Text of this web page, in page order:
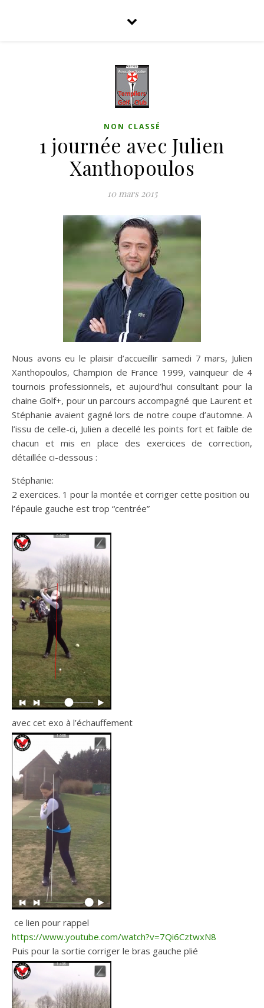
NON CLASSÉ
1 journée avec Julien
Xanthopoulos
10 mars 2015
Nous avons eu le plaisir d’accueillir samedi 7 mars, Julien
Xanthopoulos, Champion de France 1999, vainqueur de 4
tournois professionnels, et aujourd’hui consultant pour la
chaine Golf+, pour un parcours accompagné que Laurent et
Stéphanie avaient gagné lors de notre coupe d’automne. A
l’issu de celle-ci, Julien a decellé les points fort et faible de
chacun et mis en place des exercices de correction,
détaillée ci-dessous :
Stéphanie:
2 exercices. 1 pour la montée et corriger cette position ou
l’épaule gauche est trop “centrée”
avec cet exo à l’échauffement
ce lien pour rappel
https://www.youtube.com/watch?v=7Qi6CztwxN8
Puis pour la sortie corriger le bras gauche plié